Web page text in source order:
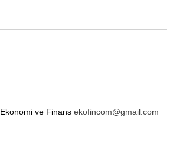
Ekonomi ve Finans ekofincom@gmail.com